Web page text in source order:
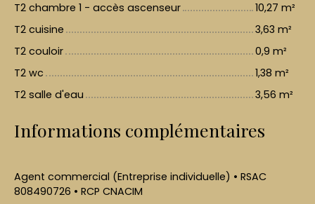
T2 chambre 1 - accès ascenseur
10,27 m²
T2 cuisine
3,63 m²
T2 couloir
0,9 m²
T2 wc
1,38 m²
T2 salle d'eau
3,56 m²
Informations complémentaires
Agent commercial (Entreprise individuelle) • RSAC
808490726 • RCP CNACIM